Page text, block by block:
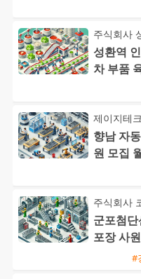
주식회사
성환역
차 부품
통근버
제이지테크
향남 자
원 모집
경 기숙
주식회사
군포첨
포장 사
#